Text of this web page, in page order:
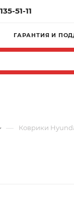
51-11
ГАРАНТИЯ И
— Коврики